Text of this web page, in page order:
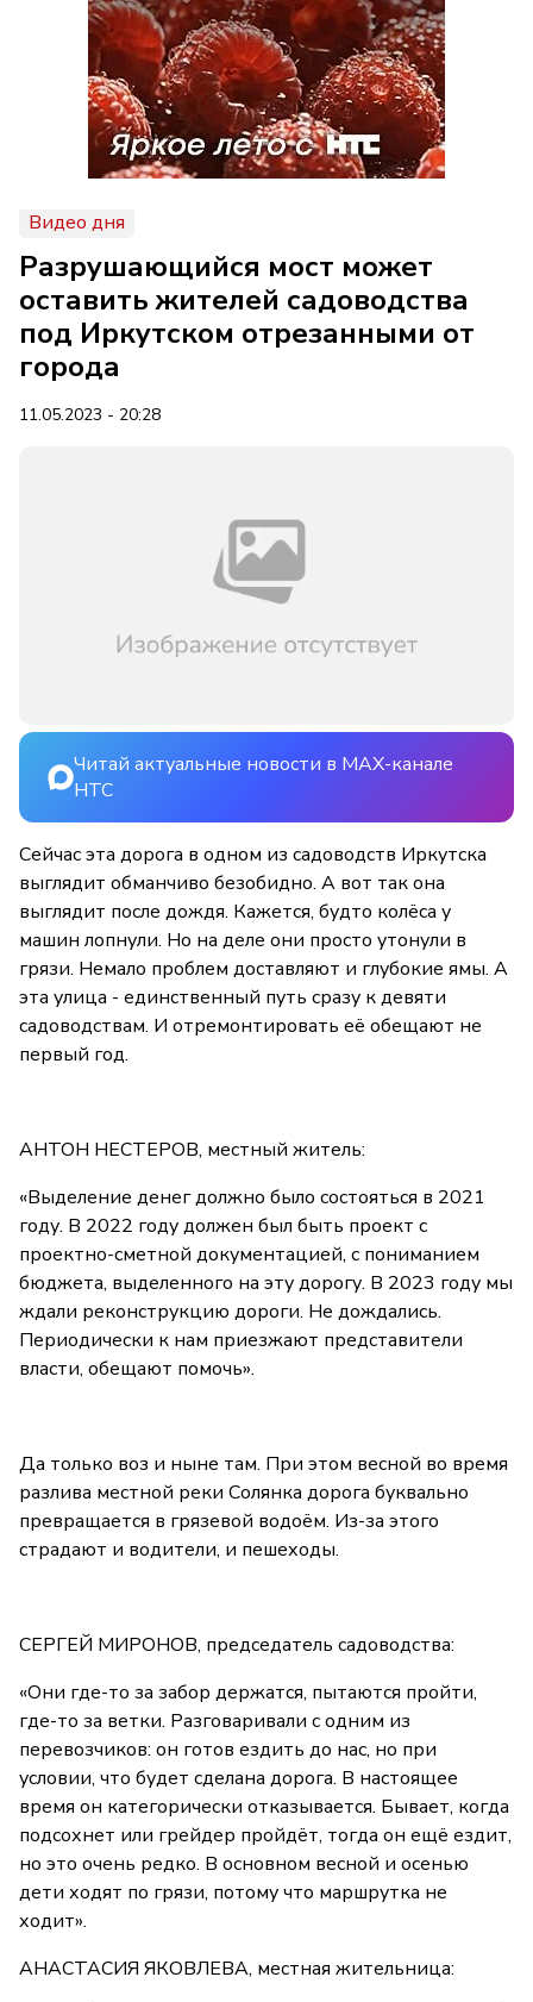
Видео дня
Разрушающийся мост может
оставить жителей садоводства
под Иркутском отрезанными от
города
11.05.2023 - 20:28
Читай актуальные новости в MAX-канале
НТС
Сейчас эта дорога в одном из садоводств Иркутска
выглядит обманчиво безобидно. А вот так она
выглядит после дождя. Кажется, будто колёса у
машин лопнули. Но на деле они просто утонули в
грязи. Немало проблем доставляют и глубокие ямы. А
эта улица - единственный путь сразу к девяти
садоводствам. И отремонтировать её обещают не
первый год.
АНТОН НЕСТЕРОВ, местный житель:
«Выделение денег должно было состояться в 2021
году. В 2022 году должен был быть проект с
проектно-сметной документацией, с пониманием
бюджета, выделенного на эту дорогу. В 2023 году мы
ждали реконструкцию дороги. Не дождались.
Периодически к нам приезжают представители
власти, обещают помочь».
Да только воз и ныне там. При этом весной во время
разлива местной реки Солянка дорога буквально
превращается в грязевой водоём. Из-за этого
страдают и водители, и пешеходы.
СЕРГЕЙ МИРОНОВ, председатель садоводства:
«Они где-то за забор держатся, пытаются пройти,
где-то за ветки. Разговаривали с одним из
перевозчиков: он готов ездить до нас, но при
условии, что будет сделана дорога. В настоящее
время он категорически отказывается. Бывает, когда
подсохнет или грейдер пройдёт, тогда он ещё ездит,
но это очень редко. В основном весной и осенью
дети ходят по грязи, потому что маршрутка не
ходит».
АНАСТАСИЯ ЯКОВЛЕВА, местная жительница: